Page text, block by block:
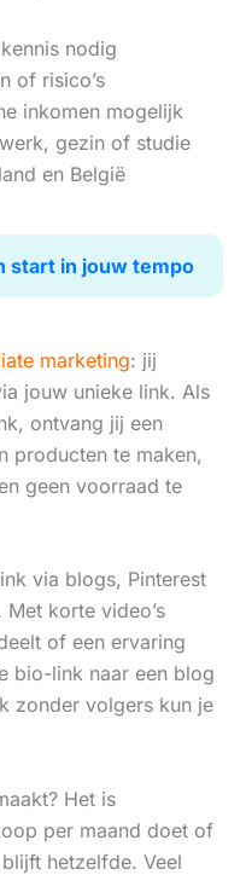
nodig
of risico’s
inkomen mogelijk
gezin of studie
en België
start in jouw tempo
marketing: jij
jouw unieke link. Als
ontvang jij een
producten te maken,
geen voorraad te
via blogs, Pinterest
korte video’s
of een ervaring
bio-link naar een blog
zonder volgers kun je
Het is
per maand doet of
hetzelfde. Veel